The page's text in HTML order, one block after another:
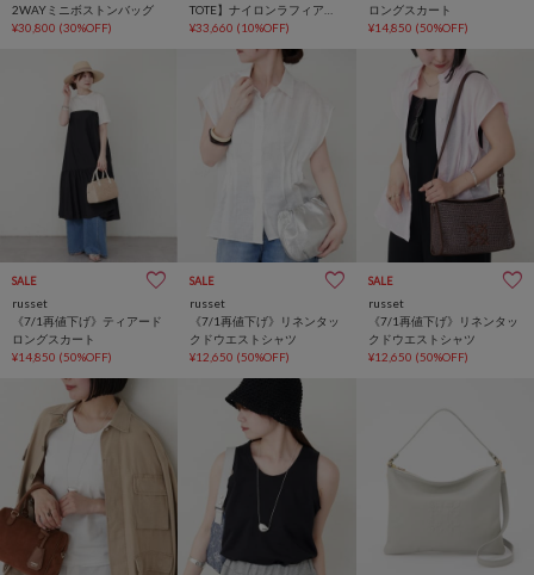
2WAYミニボストンバッグ
¥30,800 (30%OFF)
TOTE】ナイロンラフィア
2WAYトートバッグ
¥33,660 (10%OFF)
ロングスカート
¥14,850 (50%OFF)
SALE
russet
《7/1再値下げ》ティアード
ロングスカート
¥14,850 (50%OFF)
SALE
russet
《7/1再値下げ》リネンタッ
クドウエストシャツ
¥12,650 (50%OFF)
SALE
russet
《7/1再値下げ》リネンタッ
クドウエストシャツ
¥12,650 (50%OFF)